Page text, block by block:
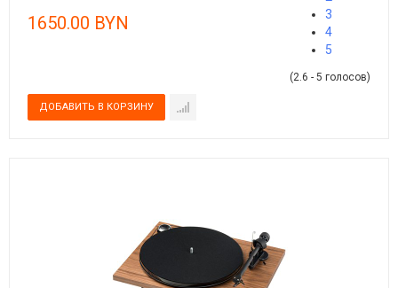
1650.00 BYN
3
4
5
(2.6 - 5 голосов)